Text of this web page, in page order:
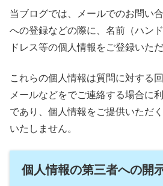
当ブログでは、メールでのお問い
への登録などの際に、名前（ハン
ドレス等の個人情報をご登録いた
これらの個人情報は質問に対する
メールなどをでご連絡する場合に
であり、個人情報をご提供いただ
いたしません。
個人情報の第三者への開